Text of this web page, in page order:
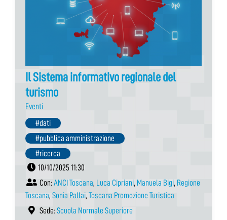
Il Sistema informativo regionale del
turismo
Eventi
#dati
#pubblica amministrazione
#ricerca
10/10/2025 11:30
Con: ANCI Toscana, Luca Cipriani, Manuela Bigi, Regione
Toscana, Sonia Pallai, Toscana Promozione Turistica
Sede: Scuola Normale Superiore